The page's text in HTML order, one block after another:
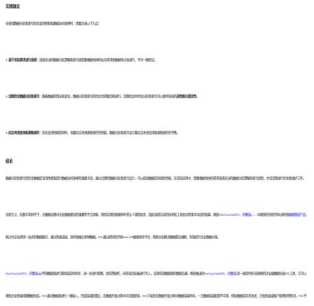
实践建议
在使用数据分区和索引优化查询性能和数据访问效率时，需要注意以下几点：
1. 基于实际需求进行选择： 选择适当的数据分区策略和索引类型要根据具体的业务需求和数据特点来进行，不可一概而论。
2. 定期优化数据分区和索引： 随着数据的增长和变化，数据分区和索引的优化也需要定期进行。定期检查并优化分区和索引可以保持系统的高性能和 稳定性。
3. 综合考虑查询和更新操作： 优化查询性能的同时，也要综合考虑更新操作的性能。数据分区和索引设计要综合考虑查询和更新操作的平衡。
结论
数据分区和索引是优化数据库查询性能和提升数据访问效率的重要手段。通过合理的数据分区和索引设计，可以提高数据库系统的性能。在实际应用中，需要根据具体的需求选择适当的数据分区策略和索引类型，并且定期进行优化和维护工作。
总而言之，在数字化时代下，大数据治理对企业数据建设的重要性不言而喻，然而实现的困难有时也让人望而却步，因此选择合适的技术和工具会达到事半功倍的效果。帆软FineDataLink(FDL、好数连)——中国领先的低代码/高时效数据集成产品，
能过为企业提供一站式的数据服务，通过快速连接、高时效融合多种数据。 FDL通过提供低代码Data API敏捷发布平台，帮助企业解决数据孤岛难题，有效提升企业数据价值。
FineDataLink(FDL、好数连)从不同数据源进行离线或实时同步，进一步进行转换、清洗等操作，向任意目标端进行写入，实现任意数据源的数据互通。帆软推出的 FineDataLink(FDL、好数连)是一款低代码/高效率的企业级数据仓库ETL工具，它可以
帮助企业快速搭建数据仓库。 FDL通过数据源进行一键接入，完成连接配置后，在数据开发过程中可无限复用， FDL节省您在数据开发过程中数据连接时间。一旦数据连接配置不可用，例如数据库异常关闭、已修改连接账户和密码等情况， FDL平